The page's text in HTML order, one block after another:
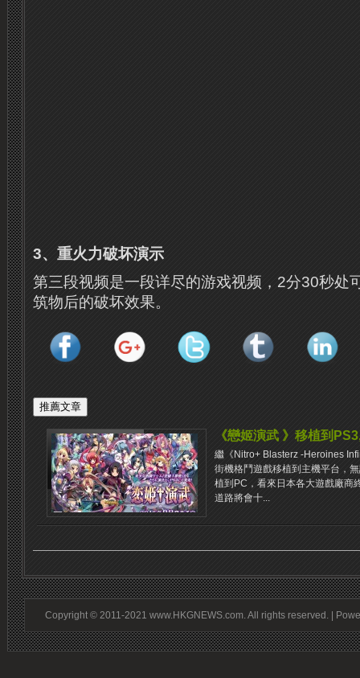
3、重火力破坏演示
第三段视频是一段详尽的游戏视频，2分30秒处
筑物后的破坏效果。
《戀姬演武 》移植到
繼《Nitro+ Blasterz -Heroines
街機格鬥遊戲移植到主機平台，
植到PC，看來日本各大遊戲廠商
道路將會十...
Copyright © 2011-2021 www.HKGNEWS.com. All rights reserved. |